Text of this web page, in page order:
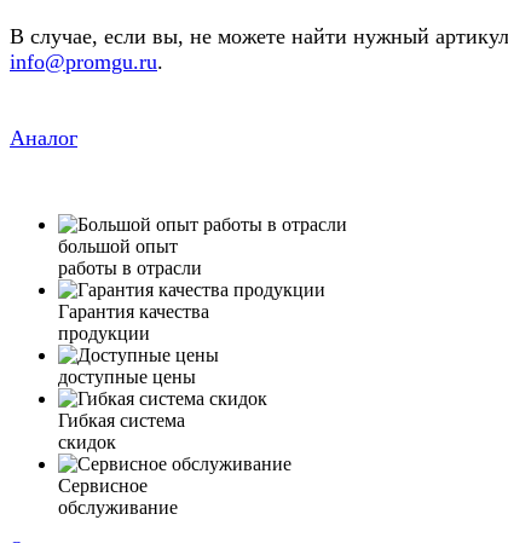
В случае, если вы, не можете найти нужный
info@promgu.ru.
Аналог
большой опыт
работы в отрасли
Гарантия качества
продукции
доступные цены
Гибкая система
скидок
Сервисное
обслуживание